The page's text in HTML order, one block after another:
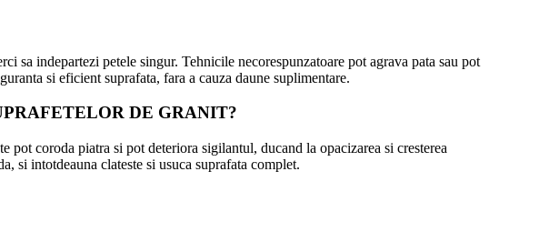
sa indepartezi petele singur. Tehnicile necorespunzatoare pot agrava pata sau pot
si eficient suprafata, fara a cauza daune suplimentare.
DE GRANIT?
coroda piatra si pot deteriora sigilantul, ducand la opacizarea si cresterea
si intotdeauna clateste si usuca suprafata complet.